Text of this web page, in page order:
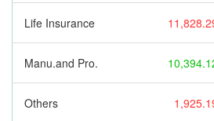
Life Insurance
Manu.and Pro.
Others